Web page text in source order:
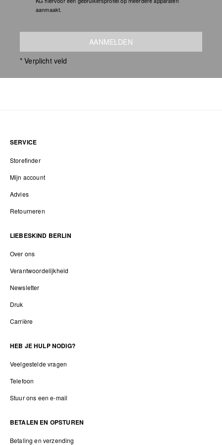
aanmaakt.
AANMELDEN
* Verplicht veld
SERVICE
Storefinder
Mijn account
Advies
Retourneren
LIEBESKIND BERLIN
Over ons
Verantwoordelijkheid
Newsletter
Druk
Carrière
HEB JE HULP NODIG?
Veelgestelde vragen
Telefoon
Stuur ons een e-mail
BETALEN EN OPSTUREN
Betaling en verzending